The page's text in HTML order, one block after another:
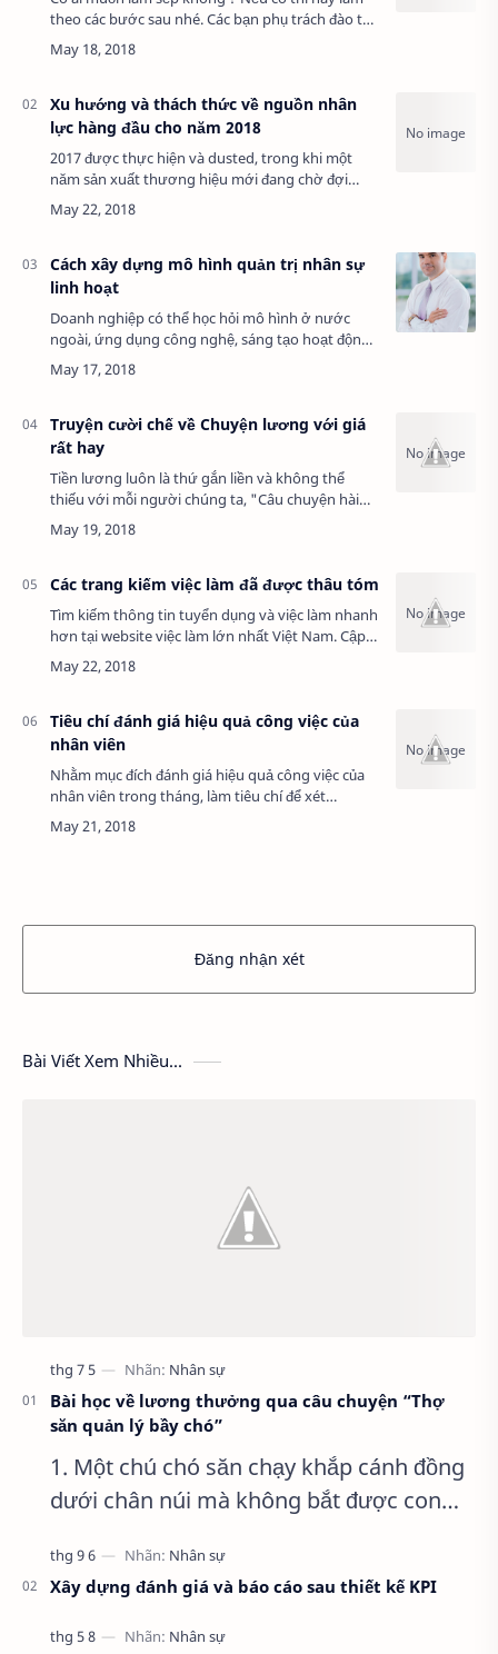
theo các bước sau nhé. Các bạn phụ trách đào tạo
tải mấy bức tranh này xuống rồi gửi cho các sếp
đọc để thư giãn luôn. Coi như đây là …
Xu hướng và thách thức về nguồn nhân
lực hàng đầu cho năm 2018
2017 được thực hiện và dusted, trong khi một
năm sản xuất thương hiệu mới đang chờ đợi
trong năm 2018. Nhân sự và các chuyên gia
tuyển dụng sẽ tự hỏi những gì nằm phía trước,
Cách xây dựng mô hình quản trị nhân sự
linh hoạt
Doanh nghiệp có thể học hỏi mô hình ở nước
ngoài, ứng dụng công nghệ, sáng tạo hoạt động
cho nhân viên... để quản trị linh hoạt, hiệu quả.
Thời đại số mang đến nhiều cơ hội tiếp …
Truyện cười chế về Chuyện lương với giá
rất hay
Tiền lương luôn là thứ gắn liền và không thể
thiếu với mỗi người chúng ta, "Câu chuyện hài
hước vui vẻ về tiền lương" tại khiến độc giả rất
yêu ... ( Xem thêm: Công trình sơn …
Các trang kiếm việc làm đã được thâu tóm
Tìm kiếm thông tin tuyển dụng và việc làm nhanh
hơn tại website việc làm lớn nhất Việt Nam. Cập
nhật công việc mới mỗi ngày. 1. Hr Việt Nam và
Kiếm Việc bị thâu tóm bởi dân M…
Tiêu chí đánh giá hiệu quả công việc của
nhân viên
Nhằm mục đích đánh giá hiệu quả công việc của
nhân viên trong tháng, làm tiêu chí để xét
thưởng cho CNV, công ty quy định về việc đánh
Đăng nhận xét
Bài Viết Xem Nhiều...
Bài học về lương thưởng qua câu chuyện “Thợ
săn quản lý bầy chó”
1. Một chú chó săn chạy khắp cánh đồng
dưới chân núi mà không bắt được con
Xây dựng đánh giá và báo cáo sau thiết kế KPI